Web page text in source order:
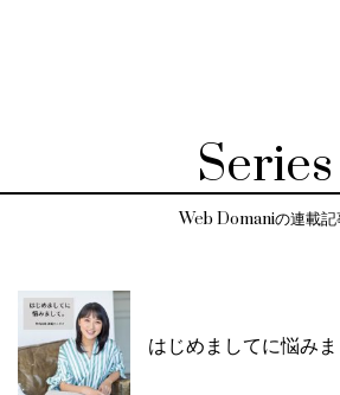
Series
Web Domaniの連載記
はじめましてに悩みま